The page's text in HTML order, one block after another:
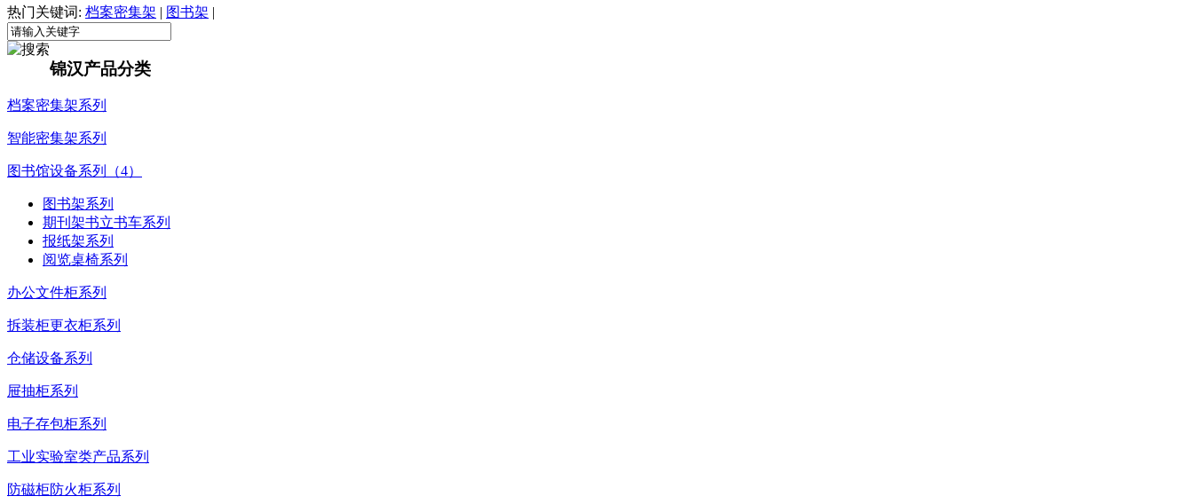
热门关键词: 档案密集架 | 图书架 |
锦汉产品分类
档案密集架系列
智能密集架系列
图书馆设备系列（4）
图书架系列
期刊架书立书车系列
报纸架系列
阅览桌椅系列
办公文件柜系列
拆装柜更衣柜系列
仓储设备系列
屉抽柜系列
电子存包柜系列
工业实验室类产品系列
防磁柜防火柜系列